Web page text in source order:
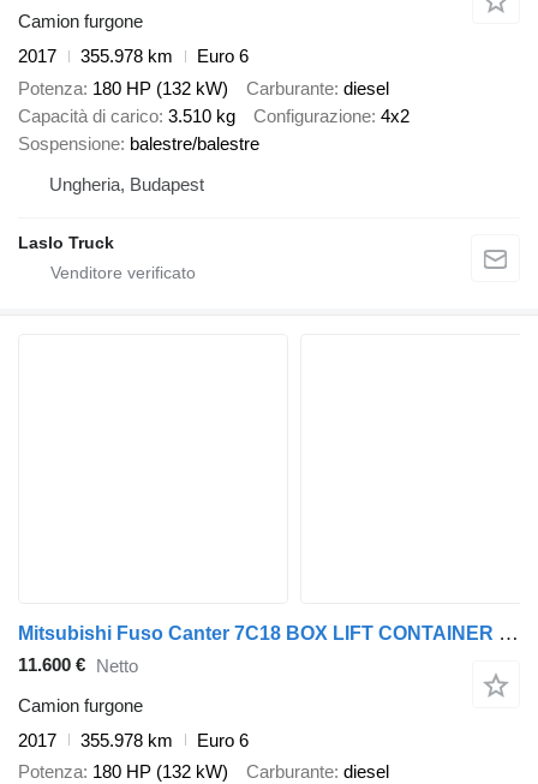
Camion furgone
2017
355.978 km
Euro 6
Potenza 180 HP (132 kW) Carburante diesel
Capacità di carico 3.510 kg Configurazione 4x2
Sospensione balestre/balestre
Ungheria, Budapest
Laslo Truck
Mitsubishi Fuso Canter 7C18 BOX LIFT CONTAINER 1.HAND
11.600 €
Netto
Camion furgone
2017
355.978 km
Euro 6
Potenza 180 HP (132 kW) Carburante diesel